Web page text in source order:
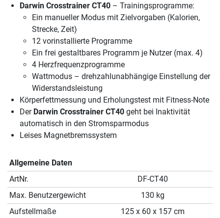
Darwin Crosstrainer CT40 – Trainingsprogramme:
Ein manueller Modus mit Zielvorgaben (Kalorien,
Strecke, Zeit)
12 vorinstallierte Programme
Ein frei gestaltbares Programm je Nutzer (max. 4)
4 Herzfrequenzprogramme
Wattmodus – drehzahlunabhängige Einstellung der
Widerstandsleistung
Körperfettmessung und Erholungstest mit Fitness-Note
Der Darwin Crosstrainer CT40 geht bei Inaktivität
automatisch in den Stromsparmodus
Leises Magnetbremssystem
Allgemeine Daten
ArtNr.
DF-CT40
Max. Benutzergewicht
130 kg
Aufstellmaße
125 x 60 x 157 cm